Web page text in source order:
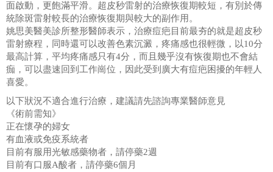
面啟動，更飽滿平滑。超皮秒雷射的治療恢復期較短，有別於傳
統除斑雷射較長的治療恢復期與較大的副作用。
姚思美醫美診所整形醫師表示，治療痘疤目前最夯的就是超皮秒
雷射療程，同時還可以改善色素沉澱，疼痛感也很輕微，以10分
最高計算，平均疼痛感只有4分，而且幾乎沒有恢復期也不會結
痂，可以盡速回到工作崗位，因此受到廣大有痘疤困擾的年輕人
喜愛。
以下狀況不適合進行治療，建議請先諮詢專業醫師意見
《術前需知》
正在懷孕的婦女
有血液或免疫系統者
目前有服用光敏感藥物者，請停藥2週
目前有口服A酸者，請停藥6個月